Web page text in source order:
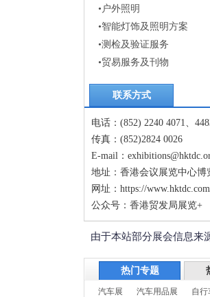
•户外照明
•智能灯饰及照明方案
•测检及验证服务
•贸易服务及刊物
联系方式
电话：(852) 2240 4071、
传真：(852)2824 0026
E-mail：
地址：香港会议展览中心博
网址：https://
公众号：香港贸发局展览+
由于本站部分展会信息来
热门专题
汽车展 汽车用品展 自行